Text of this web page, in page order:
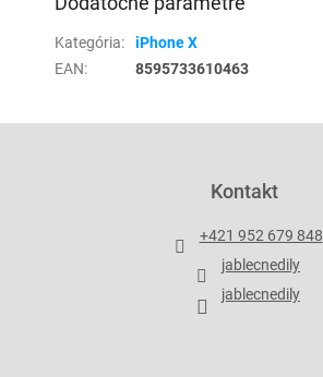
Kategória:
iPhone X
EAN: 8595733610463
Kontakt
+421 952 679 848
jablecnedily
jablecnedily